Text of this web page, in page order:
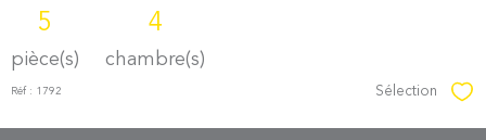
5
pièce(s)
4
chambre(s)
Réf : 1792 Sélection